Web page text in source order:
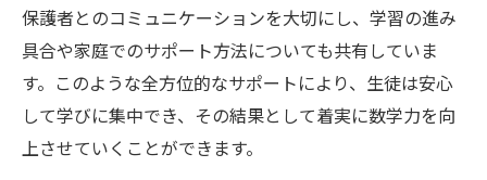
保護者とのコミュニケーションを大切にし、学習の進み
具合や家庭でのサポート方法についても共有していま
す。このような全方位的なサポートにより、生徒は安心
して学びに集中でき、その結果として着実に数学力を向
上させていくことができます。